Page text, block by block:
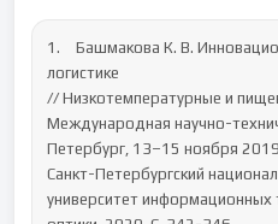
1.	Башмакова К. В. Инновационные системы в складской
логистике
// Низкотемпературные и
Международная научно-
Петербург, 13–15 ноября
Санкт-Петербургский
университет информационных